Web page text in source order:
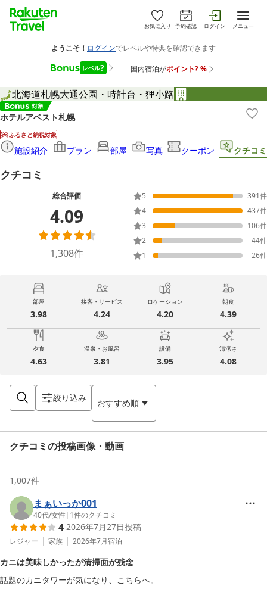
お気に入り 予約確認 ログイン メニュー
北海道札幌大通公園・時計台・狸小路
ホテルアベスト札幌
ふるさと納税対象
施設紹介 プラン 部屋 写真 クーポン クチコミ
クチコミ
総合評価
4.09
1,308件
5 391件
4
437件
3
106件
2
44件
1
26件
部屋
3.98
接客・サービス
4.24
ロケーション
4.20
朝食
4.39
夕食
4.63
温泉・お風呂
3.81
設備
3.95
清潔さ
4.08
絞り込み おすすめ順
クチコミの投稿画像・動画
1,007件
まぁいっか001
40代/女性 | 1件のクチコミ
4 2026年7月27日投稿
レジャー 家族 2026年7月宿泊
カニは美味しかったが清掃面が残念
話題のカニタワーが気になり、こちらへ。